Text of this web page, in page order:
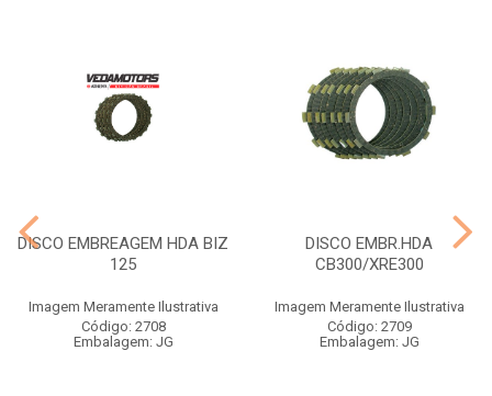
DISCO EMBREAGEM HDA BIZ
125
Imagem Meramente Ilustrativa
Código: 2708
Embalagem: JG
DISCO EMBR.HDA
CB300/XRE300
Imagem Meramente Ilustrativa
Código: 2709
Embalagem: JG